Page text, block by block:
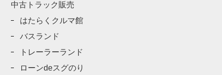
中古トラック販売
はたらくクルマ館
バスランド
トレーラーランド
ローンdeスグのり